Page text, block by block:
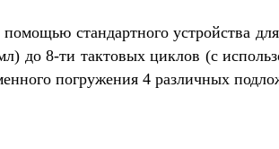
стандартного устройства
до 8-ти тактовых циклов (с
погружения 4 различных